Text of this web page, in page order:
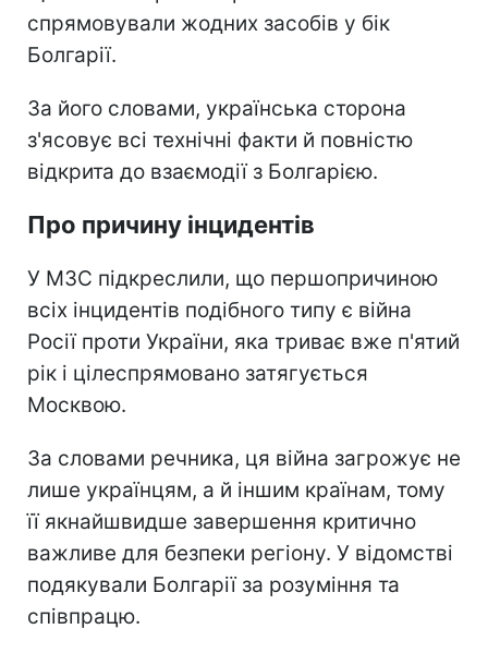
спрямовували жодних засобів у бік
Болгарії.
За його словами, українська сторона
з'ясовує всі технічні факти й повністю
відкрита до взаємодії з Болгарією.
Про причину інцидентів
У МЗС підкреслили, що першопричиною
всіх інцидентів подібного типу є війна
Росії проти України, яка триває вже п'ятий
рік і цілеспрямовано затягується
Москвою.
За словами речника, ця війна загрожує не
лише українцям, а й іншим країнам, тому
її якнайшвидше завершення критично
важливе для безпеки регіону. У відомстві
подякували Болгарії за розуміння та
співпрацю.